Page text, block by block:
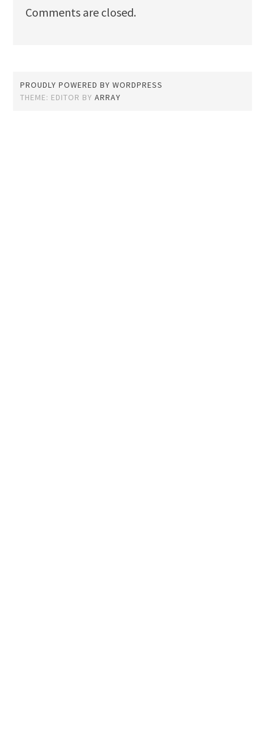
Comments are closed.
PROUDLY POWERED BY WORDPRESS
THEME: EDITOR BYARRAY